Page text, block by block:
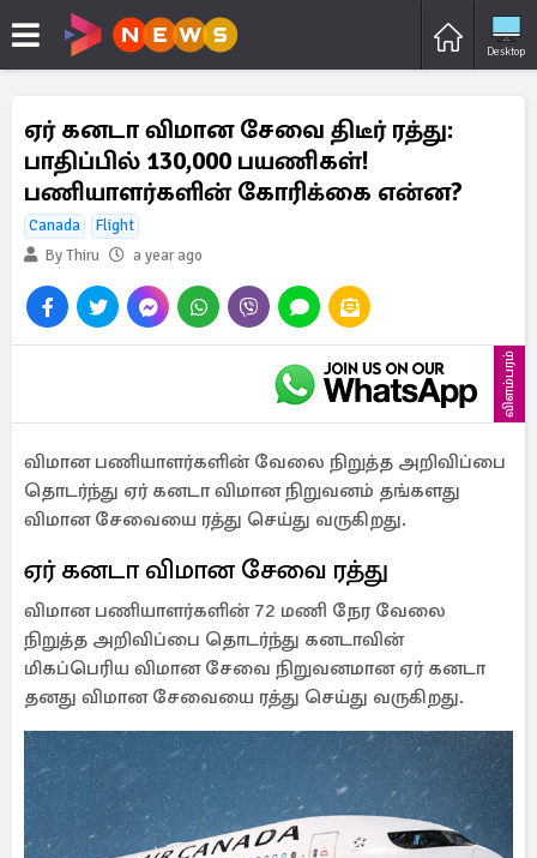
Desktop
ஏர் கனடா விமான சேவை திடீர் ரத்து:
பாதிப்பில் 130,000 பயணிகள்!
பணியாளர்களின் கோரிக்கை என்ன?
Canada
Flight
By Thiru
a year ago
விளம்பரம்
விமான பணியாளர்களின் வேலை நிறுத்த அறிவிப்பை
தொடர்ந்து ஏர் கனடா விமான நிறுவனம் தங்களது
விமான சேவையை ரத்து செய்து வருகிறது.
ஏர் கனடா விமான சேவை ரத்து
விமான பணியாளர்களின் 72 மணி நேர வேலை
நிறுத்த அறிவிப்பை தொடர்ந்து கனடாவின்
மிகப்பெரிய விமான சேவை நிறுவனமான ஏர் கனடா
தனது விமான சேவையை ரத்து செய்து வருகிறது.